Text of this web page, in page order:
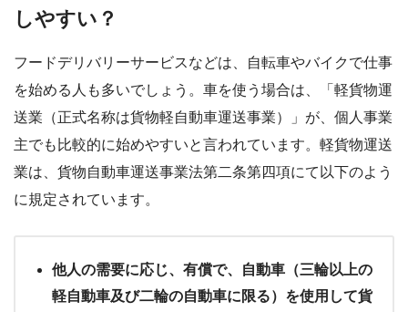
しやすい？
フードデリバリーサービスなどは、自転車やバイクで仕事
を始める人も多いでしょう。車を使う場合は、「軽貨物運
送業（正式名称は貨物軽自動車運送事業）」が、個人事業
主でも比較的に始めやすいと言われています。軽貨物運送
業は、貨物自動車運送事業法第二条第四項にて以下のよう
に規定されています。
他人の需要に応じ、有償で、自動車（三輪以上の
軽自動車及び二輪の自動車に限る）を使用して貨